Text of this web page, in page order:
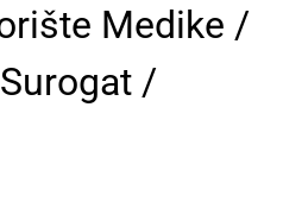
Medike /
/